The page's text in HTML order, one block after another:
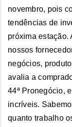
novembro, pois
tendências de
próxima estação.
nossos
negócios,
avalia a
44ª Pronegócio,
incríveis.
quanto trabalho